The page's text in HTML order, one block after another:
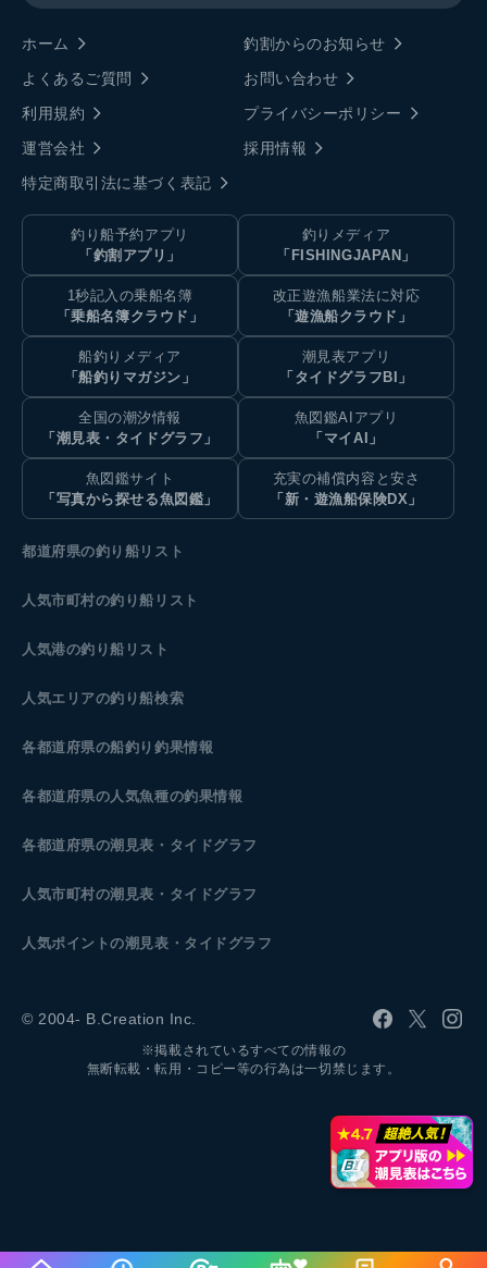
ホーム
釣割からのお知らせ
よくあるご質問
お問い合わせ
利用規約
プライバシーポリシー
運営会社
採用情報
特定商取引法に基づく表記
釣り船予約アプリ
「釣割アプリ」
釣りメディア
「FISHINGJAPAN」
1秒記入の乗船名簿
「乗船名簿クラウド」
改正遊漁船業法に対応
「遊漁船クラウド」
船釣りメディア
「船釣りマガジン」
潮見表アプリ
「タイドグラフBI」
全国の潮汐情報
「潮見表・タイドグラフ」
魚図鑑AIアプリ
「マイAI」
魚図鑑サイト
「写真から探せる魚図鑑」
充実の補償内容と安さ
「新・遊漁船保険DX」
都道府県の釣り船リスト
人気市町村の釣り船リスト
人気港の釣り船リスト
人気エリアの釣り船検索
各都道府県の船釣り釣果情報
各都道府県の人気魚種の釣果情報
各都道府県の潮見表 ・タイドグラフ
人気市町村の潮見表・タイドグラフ
人気ポイントの潮見表・タイドグラフ
© 2004- B.Creation Inc.
※掲載されているすべての情報の
無断転載・転用・コピー等の行為は一切禁じます。